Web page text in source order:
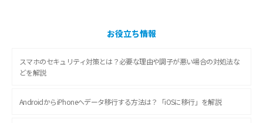
お役立ち情報
スマホのセキュリティ対策とは？必要な理由や調子が悪い場合の対処法な
どを解説
AndroidからiPhoneへデータ移行する方法は？「iOSに移行」を解説